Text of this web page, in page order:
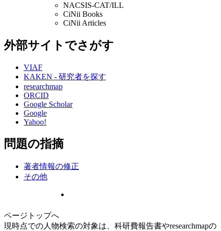
NACSIS-CAT/ILL
CiNii Books
CiNii Articles
外部サイトでさがす
VIAF
KAKEN - 研究者を探す
researchmap
ORCID
Google Scholar
Google
Yahoo!
問題の指摘
著者情報の修正
その他
ページトップへ
現時点での人物検索の対象は、科研費報告書やresearchmapの